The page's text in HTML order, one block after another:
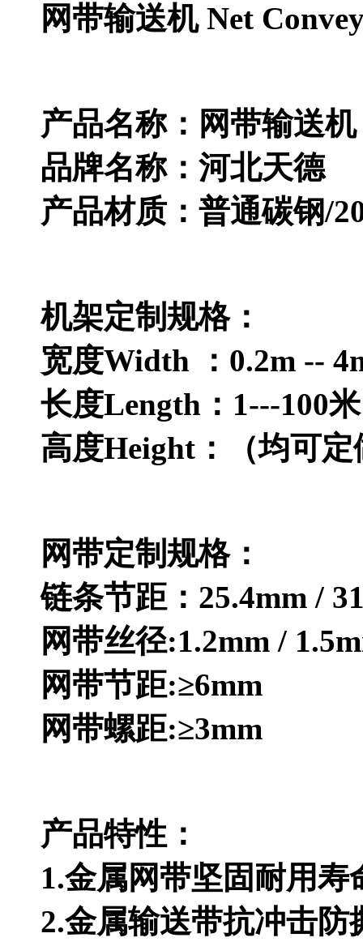
网带输送机 Net
产品名称：网带输送机
品牌名称：河北天德
产品材质：普通碳钢/
机架定制规格：
宽度Width ：0.2m --
长度Length：1---100
高度Height：（均可
网带定制规格：
链条节距：25.4mm /
网带丝径:1.2mm /
网带节距:≥6mm
网带螺距:≥3mm
产品特性：
1.金属网带坚固耐用寿
2.金属输送带抗冲击防